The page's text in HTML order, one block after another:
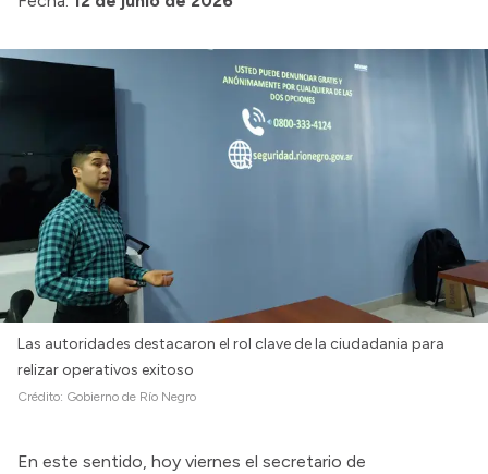
Convocatorias
Las autoridades destacaron el rol clave de la ciudadania para
relizar operativos exitoso
Crédito: Gobierno de Río Negro
En este sentido, hoy viernes ​el secretario de